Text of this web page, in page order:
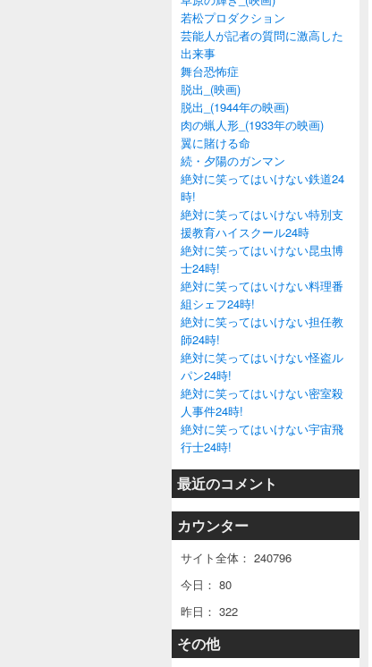
若松プロダクション
芸能人が記者の質問に激高した
出来事
舞台恐怖症
脱出_(映画)
脱出_(1944年の映画)
肉の蝋人形_(1933年の映画)
翼に賭ける命
続・夕陽のガンマン
絶対に笑ってはいけない鉄道24
時!
絶対に笑ってはいけない特別支
援教育ハイスクール24時
絶対に笑ってはいけない昆虫博
士24時!
絶対に笑ってはいけない料理番
組シェフ24時!
絶対に笑ってはいけない担任教
師24時!
絶対に笑ってはいけない怪盗ル
パン24時!
絶対に笑ってはいけない密室殺
人事件24時!
絶対に笑ってはいけない宇宙飛
行士24時!
最近のコメント
カウンター
サイト全体： 240796
今日： 80
昨日： 322
その他